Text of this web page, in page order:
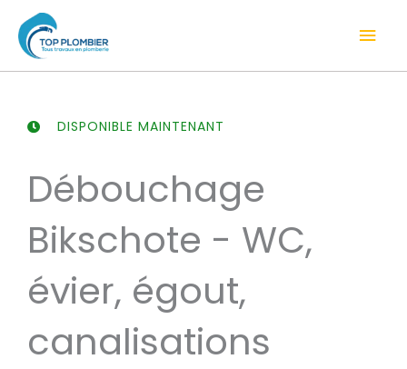
contenu
DISPONIBLE MAINTENANT
Débouchage
Bikschote - WC,
évier, égout,
canalisations